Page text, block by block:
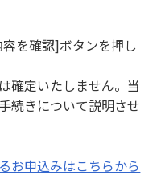
を確認]ボタンを押し
確定いたしません。当
続きについて説明させ
お申込みはこちらから